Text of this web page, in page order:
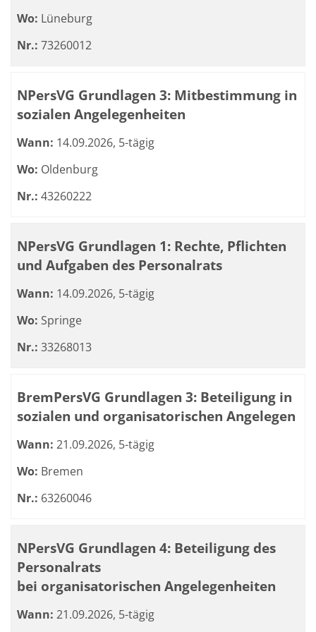
Wo: Lüneburg
Nr.: 73260012
NPersVG Grundlagen 3: Mitbestimmung in
sozialen Angelegenheiten
Wann: 14.09.2026, 5-tägig
Wo: Oldenburg
Nr.: 43260222
NPersVG Grundlagen 1: Rechte, Pflichten
und Aufgaben des Personalrats
Wann: 14.09.2026, 5-tägig
Wo: Springe
Nr.: 33268013
BremPersVG Grundlagen 3: Beteiligung in
sozialen und organisatorischen Angelegen
Wann: 21.09.2026, 5-tägig
Wo: Bremen
Nr.: 63260046
NPersVG Grundlagen 4: Beteiligung des
Personalrats
bei organisatorischen Angelegenheiten
Wann: 21.09.2026, 5-tägig